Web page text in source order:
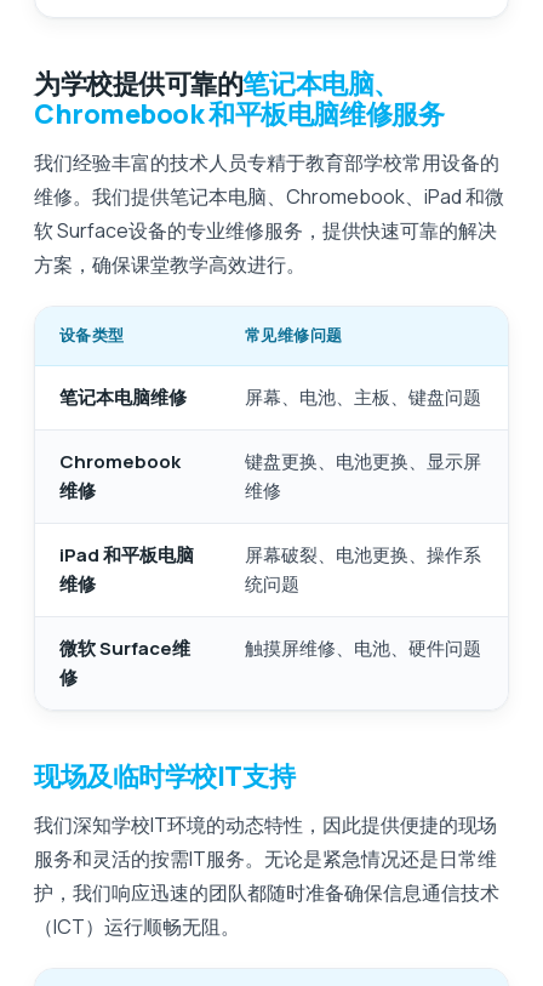
为学校提供可靠的笔记本电脑、
Chromebook 和平板电脑维修服务
我们经验丰富的技术人员专精于教育部学校常用设备的
维修。我们提供笔记本电脑、Chromebook、iPad 和微
软 Surface设备的专业维修服务，提供快速可靠的解决
方案，确保课堂教学高效进行。
设备类型 常见维修问题
笔记本电脑维修 屏幕、电池、主板、键盘问题
Chromebook
维修
键盘更换、电池更换、显示屏
维修
iPad 和平板电脑
维修
屏幕破裂、电池更换、操作系
统问题
微软 Surface维
修
触摸屏维修、电池、硬件问题
现场及临时学校IT支持
我们深知学校IT环境的动态特性，因此提供便捷的现场
服务和灵活的按需IT服务。无论是紧急情况还是日常维
护，我们响应迅速的团队都随时准备确保信息通信技术
（ICT）运行顺畅无阻。